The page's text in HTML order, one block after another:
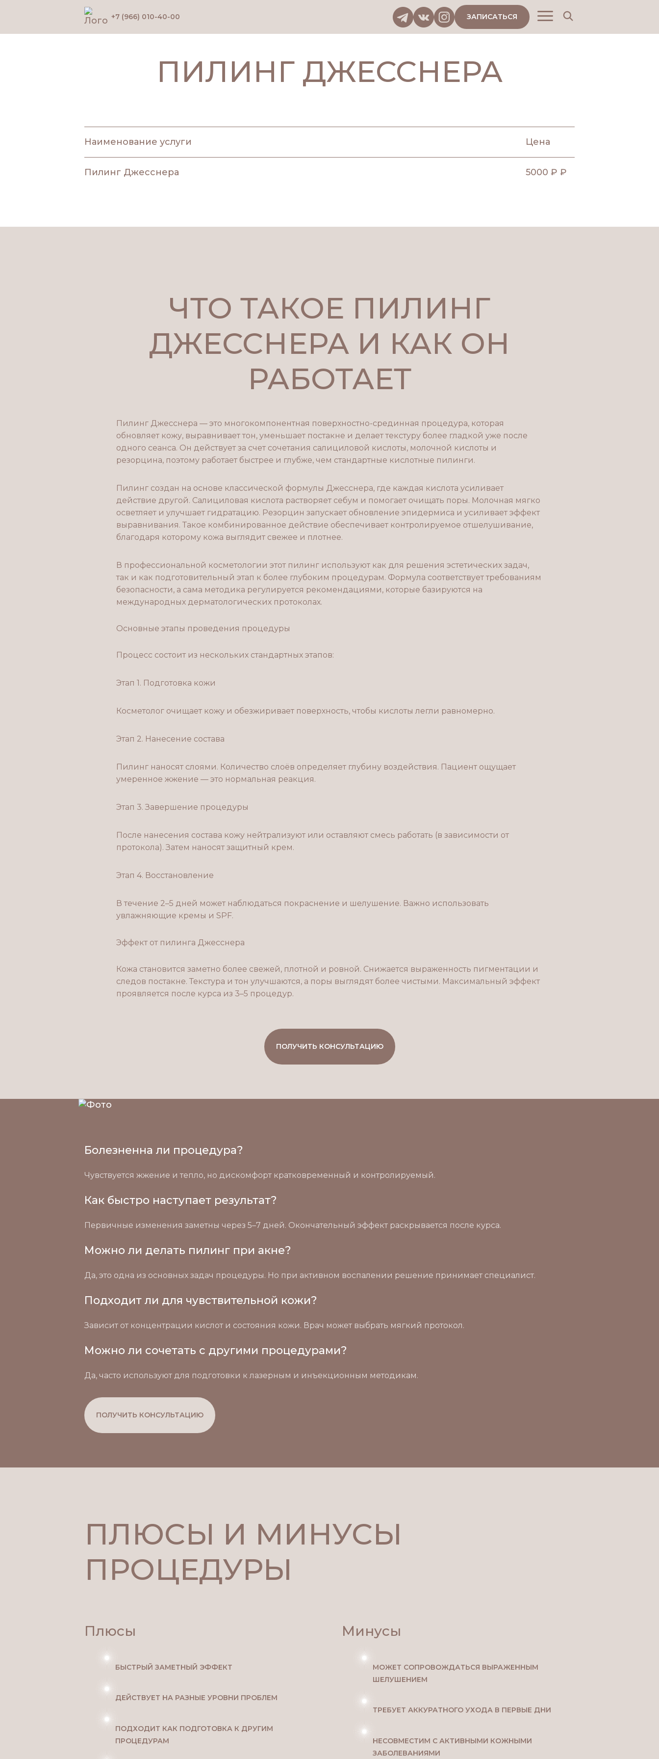
+7 (966) 010-40-00 ЗАПИСАТЬСЯ
Главная Услуги Эстетическая косметология Пилинг Джесснера
ПИЛИНГ ДЖЕССНЕРА
Наименование услуги Цена
Пилинг Джесснера 5000 ₽ ₽
ЧТО ТАКОЕ ПИЛИНГ
ДЖЕССНЕРА И КАК ОН
РАБОТАЕТ
Пилинг Джесснера — это многокомпонентная поверхностно-срединная процедура, которая
обновляет кожу, выравнивает тон, уменьшает постакне и делает текстуру более гладкой уже после
одного сеанса. Он действует за счет сочетания салициловой кислоты, молочной кислоты и
резорцина, поэтому работает быстрее и глубже, чем стандартные кислотные пилинги.
Пилинг создан на основе классической формулы Джесснера, где каждая кислота усиливает
действие другой. Салициловая кислота растворяет себум и помогает очищать поры. Молочная мягко
осветляет и улучшает гидратацию. Резорцин запускает обновление эпидермиса и усиливает эффект
выравнивания. Такое комбинированное действие обеспечивает контролируемое отшелушивание,
благодаря которому кожа выглядит свежее и плотнее.
В профессиональной косметологии этот пилинг используют как для решения эстетических задач,
так и как подготовительный этап к более глубоким процедурам. Формула соответствует требованиям
безопасности, а сама методика регулируется рекомендациями, которые базируются на
международных дерматологических протоколах.
Основные этапы проведения процедуры
Процесс состоит из нескольких стандартных этапов:
Этап 1. Подготовка кожи
Косметолог очищает кожу и обезжиривает поверхность, чтобы кислоты легли равномерно.
Этап 2. Нанесение состава
Пилинг наносят слоями. Количество слоёв определяет глубину воздействия. Пациент ощущает
умеренное жжение — это нормальная реакция.
Этап 3. Завершение процедуры
После нанесения состава кожу нейтрализуют или оставляют смесь работать (в зависимости от
протокола). Затем наносят защитный крем.
Этап 4. Восстановление
В течение 2–5 дней может наблюдаться покраснение и шелушение. Важно использовать
увлажняющие кремы и SPF.
Эффект от пилинга Джесснера
Кожа становится заметно более свежей, плотной и ровной. Снижается выраженность пигментации и
следов постакне. Текстура и тон улучшаются, а поры выглядят более чистыми. Максимальный эффект
проявляется после курса из 3–5 процедур.
ПОЛУЧИТЬ КОНСУЛЬТАЦИЮ
Болезненна ли процедура?
Чувствуется жжение и тепло, но дискомфорт кратковременный и контролируемый.
Как быстро наступает результат?
Первичные изменения заметны через 5–7 дней. Окончательный эффект раскрывается после курса.
Можно ли делать пилинг при акне?
Да, это одна из основных задач процедуры. Но при активном воспалении решение принимает специалист.
Подходит ли для чувствительной кожи?
Зависит от концентрации кислот и состояния кожи. Врач может выбрать мягкий протокол.
Можно ли сочетать с другими процедурами?
Да, часто используют для подготовки к лазерным и инъекционным методикам.
ПОЛУЧИТЬ КОНСУЛЬТАЦИЮ
ПЛЮСЫ И МИНУСЫ
ПРОЦЕДУРЫ
Плюсы
БЫСТРЫЙ ЗАМЕТНЫЙ ЭФФЕКТ
ДЕЙСТВУЕТ НА РАЗНЫЕ УРОВНИ ПРОБЛЕМ
ПОДХОДИТ КАК ПОДГОТОВКА К ДРУГИМ
ПРОЦЕДУРАМ
Минусы
МОЖЕТ СОПРОВОЖДАТЬСЯ ВЫРАЖЕННЫМ
ШЕЛУШЕНИЕМ
ТРЕБУЕТ АККУРАТНОГО УХОДА В ПЕРВЫЕ ДНИ
НЕСОВМЕСТИМ С АКТИВНЫМИ КОЖНЫМИ
ЗАБОЛЕВАНИЯМИ